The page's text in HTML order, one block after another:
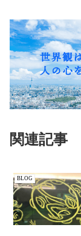
関連記事
BLOG